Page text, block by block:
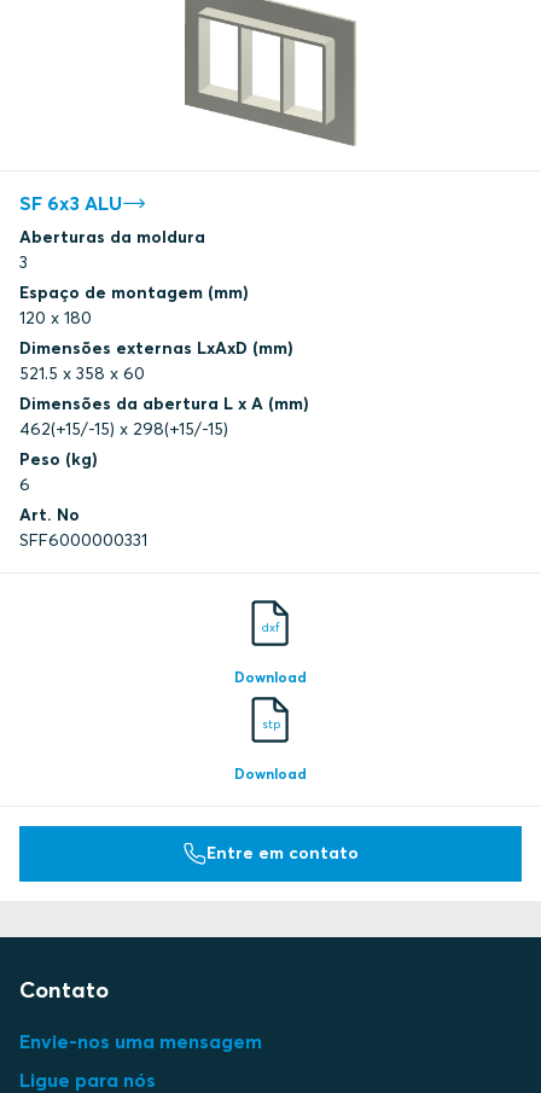
SF 6x3 ALU
Aberturas da moldura
3
Espaço de montagem (mm)
120 x 180
Dimensões externas LxAxD (mm)
521.5 x 358 x 60
Dimensões da abertura L x A (mm)
462(+15/-15) x 298(+15/-15)
Peso (kg)
6
Art. No
SFF6000000331
dxf
Download
stp
Download
Entre em contato
Contato
Envie-nos uma mensagem
Ligue para nós